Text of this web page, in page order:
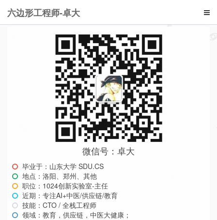
六边形工程师-卓大
微信号：卓大
毕业于：山东大学 SDU.CS
地点：洛阳、郑州、其他
职位：1024创新实验室-主任
近期：专注AI+中医/供应链/教育
技能：CTO / 全栈工程师
领域：教育，供应链，中医大健康；